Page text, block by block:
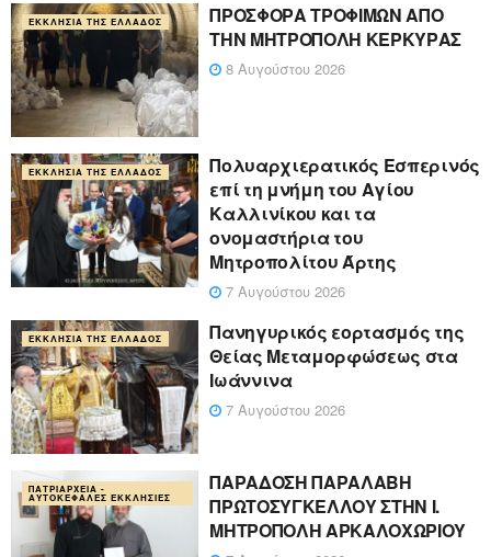
ΕΚΚΛΗΣΊΑ ΤΗΣ ΕΛΛΆΔΟΣ
ΠΡΟΣΦΟΡΑ ΤΡΟΦΙΜΩΝ ΑΠΟ
ΤΗΝ ΜΗΤΡΟΠΟΛΗ ΚΕΡΚΥΡΑΣ
8 Αυγούστου 2026
ΕΚΚΛΗΣΊΑ ΤΗΣ ΕΛΛΆΔΟΣ
Πολυαρχιερατικός Εσπερινός
επί τη μνήμη του Αγίου
Καλλινίκου και τα
ονομαστήρια του
Μητροπολίτου Άρτης
7 Αυγούστου 2026
ΕΚΚΛΗΣΊΑ ΤΗΣ ΕΛΛΆΔΟΣ
Πανηγυρικός εορτασμός της
Θείας Μεταμορφώσεως στα
Ιωάννινα
7 Αυγούστου 2026
ΠΑΤΡΙΑΡΧΕΊΑ -
ΑΥΤΟΚΈΦΑΛΕΣ ΕΚΚΛΗΣΊΕΣ
ΠΑΡΑΔΟΣΗ ΠΑΡΑΛΑΒΗ
ΠΡΩΤΟΣΥΓΚΕΛΛΟΥ ΣΤΗΝ Ι.
ΜΗΤΡΟΠΟΛΗ ΑΡΚΑΛΟΧΩΡΙΟΥ